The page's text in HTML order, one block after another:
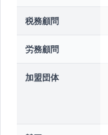
税務顧問
労務顧問
加盟団体